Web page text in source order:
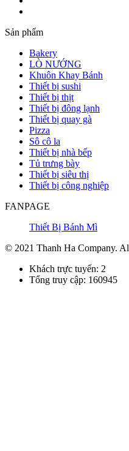
Sản phẩm
Bakery
LÒ NƯỚNG
Khuôn Khay Bánh
Thiết bị sushi
Thiết bị thịt
Thiết bị đông lạnh
Thiết bị quay gà
Pizza
Sô cô la
Thiết bị nhà bếp
Tủ trưng bày
Thiết bị siêu thị
Thiết bị công nghiệp
FANPAGE
Thiết Bị Bánh Mì
© 2021 Thanh Ha Company.
Khách trực tuyến: 2
Tổng truy cập: 160945